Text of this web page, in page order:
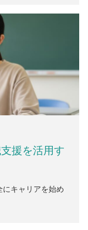
援を活用す
キャリアを始め